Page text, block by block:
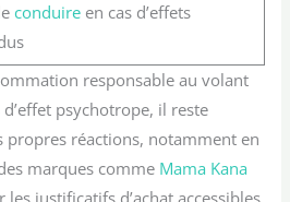
conduireen cas d’effets
responsable au volant
d’effet psychotrope, il reste
propres réactions, notamment en
marques comme Mama Kana